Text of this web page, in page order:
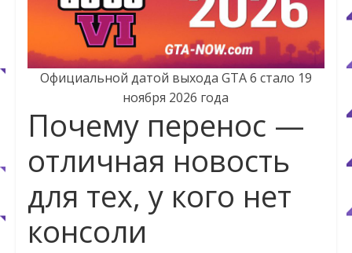
Официальной датой выхода GTA 6 стало 19
ноября 2026 года
Почему перенос —
отличная новость
для тех, у кого нет
консоли